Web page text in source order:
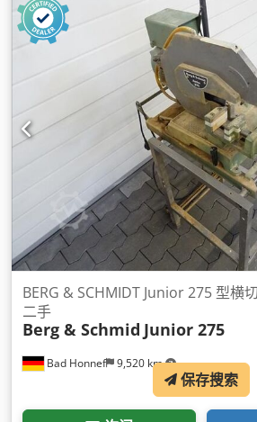
Bad Honnef 9,520 km
BERG & SCHMIDT Junior 275 型横
二手
Berg & Schmid Junior 275
保存搜索